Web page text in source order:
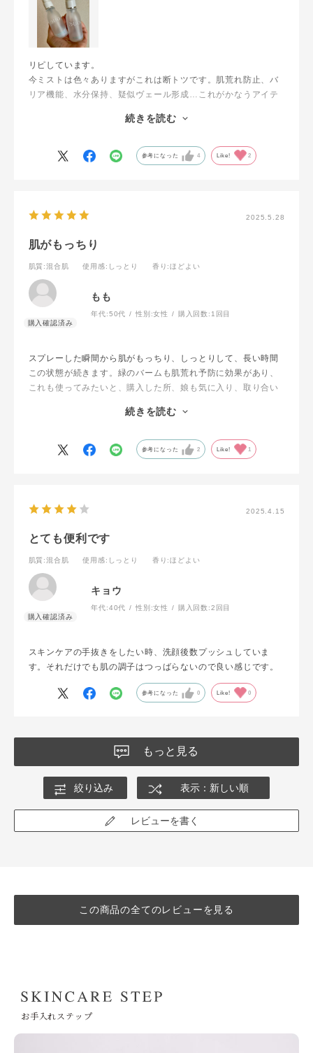
リピしています。
今ミストは色々ありますがこれは断トツです。肌荒れ防止、バ
リア機能、水分保持、疑似ヴェール形成…これがかなうアイテ
肌質としては、水分も油分も不足しがち、肌荒れしやすい、乾
といった方にもドンピシャだと思います。水分で保湿してもそ
れが逃げないように多少の油分が必要なので、こちらは手放せ
メイクの上から使えます。
続きを読む
参考になった 4 Like! 2
2025.5.28
肌がもっちり
肌質:混合肌 使用感:しっとり 香り :ほどよい
もも
年代:50代 性別:女性 購入回数: 1回目
スプレーした瞬間から肌がもっちり、しっとりして、長い時間
この状態が続きます。緑のバームも肌荒れ予防に効果があり、
これも使ってみたいと、購入した所、娘も気に入り、取り合い
ので、大切に使いたいと思います。香りは好きな感じではない
セのある香り。
続きを読む
参考になった 2 Like! 1
2025.4.15
とても便利です
肌質:混合肌 使用感:しっとり 香り :ほどよい
キョウ
年代:40代 性別:女性 購入回数:2回目
スキンケアの手抜きをしたい時、洗顔後数プッシュしていま
す。それだけでも肌の調子はつっばらないので良い感じです。
参考になった 0 Like! 0
もっと見る
絞り込み 表示：新しい順
レビューを書く
この商品の全てのレビューを見る
お手入れステップ